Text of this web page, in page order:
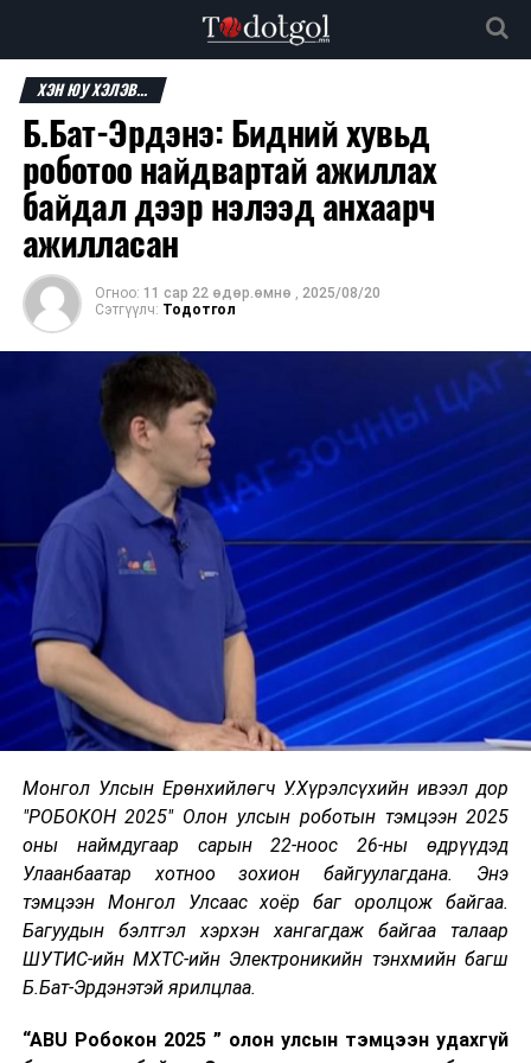
ХЭН ЮУ ХЭЛЭВ...
Б.Бат-Эрдэнэ: Бидний хувьд
роботоо найдвартай ажиллах
байдал дээр нэлээд анхаарч
ажилласан
Огноо: 11 сар 22 өдөр.өмнө , 2025/08/20
Сэтгүүлч: Тодотгол
Монгол Улсын Ерөнхийлөгч У.Хүрэлсүхийн ивээл дор
"РОБОКОН 2025" Олон улсын роботын тэмцээн 2025
оны наймдугаар сарын 22-ноос 26-ны өдрүүдэд
Улаанбаатар хотноо зохион байгуулагдана. Энэ
тэмцээн Монгол Улсаас хоёр баг оролцож байгаа.
Багуудын бэлтгэл хэрхэн хангагдаж байгаа талаар
ШУТИС-ийн МХТС-ийн Электроникийн тэнхмийн багш
Б.Бат-Эрдэнэтэй ярилцлаа.
“ABU Робокон 2025 ” олон улсын тэмцээн удахгүй